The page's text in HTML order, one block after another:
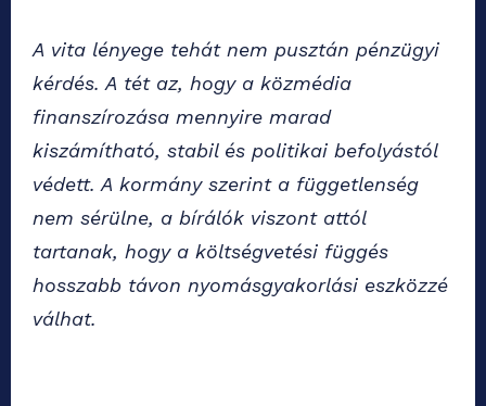
A vita lényege tehát nem pusztán pénzügyi
kérdés. A tét az, hogy a közmédia
finanszírozása mennyire marad
kiszámítható, stabil és politikai befolyástól
védett. A kormány szerint a függetlenség
nem sérülne, a bírálók viszont attól
tartanak, hogy a költségvetési függés
hosszabb távon nyomásgyakorlási eszközzé
válhat.